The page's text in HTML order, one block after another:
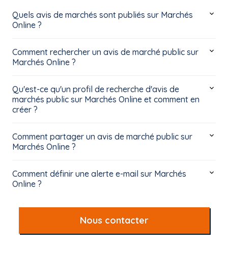
Quels avis de marchés sont publiés sur Marchés
Online ?
Comment rechercher un avis de marché public sur
Marchés Online ?
Qu'est-ce qu'un profil de recherche d'avis de
marchés public sur Marchés Online et comment en
créer ?
Comment partager un avis de marché public sur
Marchés Online ?
Comment définir une alerte e-mail sur Marchés
Online ?
Nous contacter